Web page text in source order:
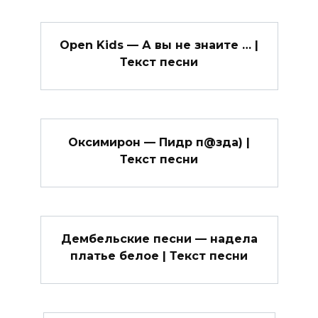
Open Kids — А вы не знаите … |
Текст песни
Оксимирон — Пидр п@зда) |
Текст песни
Дембельские песни — надела
платье белое | Текст песни